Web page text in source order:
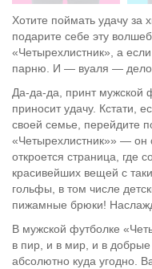
Хотите поймать удачу за
подарите себе эту
«Четырехлистник», а
парню. И — вуаля —
Да-да-да, принт мужской
приносит удачу. Кстати,
своей семье, перейдите
«Четырехлистник»» — он
откроется страница, где
красивейших вещей с
гольфы, в том числе
пижамные брюки!
В мужской футболке
в пир, и в мир, и в
абсолютно куда угодно.